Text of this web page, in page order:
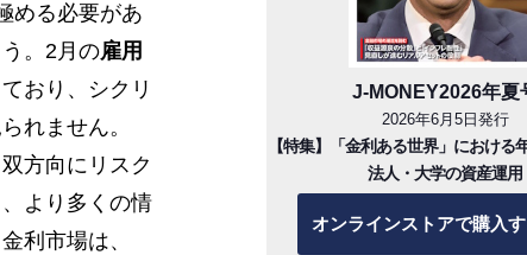
める必要があ
。2月の雇用
おり、シクリ
れません。
方向にリスク
より多くの情
利市場は、
J-MONEY2026年夏
2026年6月5日発行
【特集】「金利ある世界」における
法人・大学の資産運用
オンラインストアで購入